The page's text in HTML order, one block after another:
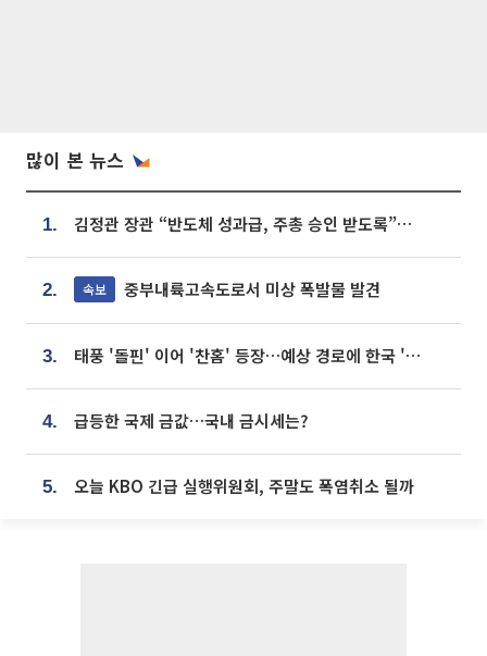
많이 본 뉴스
1. 김정관 장관 “반도체 성과급, 주총 승인 받도록”…상법·자본시장법 개정 시사
2. 속보 중부내륙고속도로서 미상 폭발물 발견
3. 태풍 '돌핀' 이어 '찬홈' 등장…예상 경로에 한국 '한숨'
4. 급등한 국제 금값…국내 금시세는?
5. 오늘 KBO 긴급 실행위원회, 주말도 폭염취소 될까